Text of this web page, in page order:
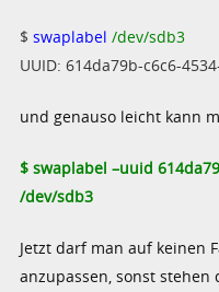
$ swaplabel /dev/sdb3
UUID: 614da79b-c6c6-
und genauso leicht kann
$ swaplabel –uuid
/dev/sdb3
Jetzt darf man auf keinen
anzupassen, sonst